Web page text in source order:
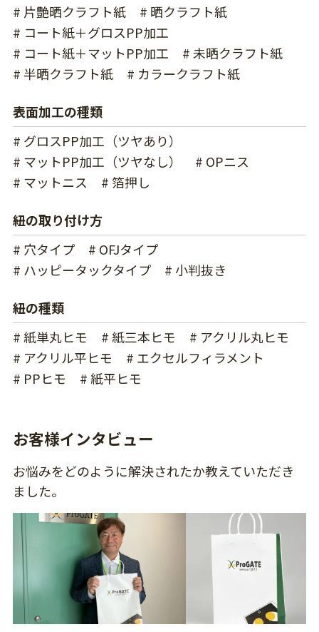
# 片艶晒クラフト紙
# 晒クラフト紙
# コート紙＋グロスPP加工
# コート紙＋マットPP加工
# 未晒クラフト紙
# 半晒クラフト紙
# カラークラフト紙
表面加工の種類
# グロスPP加工（ツヤあり）
# マットPP加工（ツヤなし）
# OPニス
# マットニス
# 箔押し
紐の取り付け方
# 穴タイプ
# OFJタイプ
# ハッピータックタイプ
# 小判抜き
紐の種類
# 紙単丸ヒモ
# 紙三本ヒモ
# アクリル丸ヒモ
# アクリル平ヒモ
# エクセルフィラメント
# PPヒモ
# 紙平ヒモ
お客様インタビュー
お悩みをどのように解決されたか教えていただき
ました。